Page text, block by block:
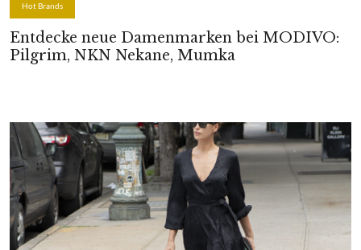
Hot Brands
Entdecke neue Damenmarken bei MODIVO:
Pilgrim, NKN Nekane, Mumka